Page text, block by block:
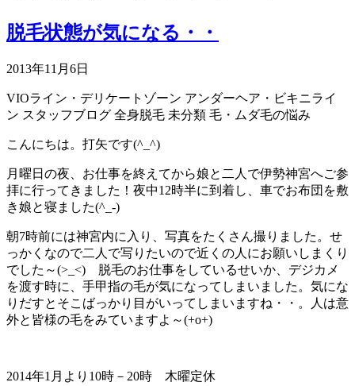
脱毛状態が気になる・・
2013年11月6日
VIOライン・デリケートゾーン アンダーヘア・ビキニライ
ン スタッフブログ 全身脱毛 未分類 毛・ムダ毛の悩み
こんにちは。打矢です(^_^)
月曜日の夜、お仕事を終えてから娘と二人で伊勢神宮へご参
拝に行ってきました！夜中12時半に到着し、車でお布団を敷
き娘と寝ました(^_-)
朝7時前には神宮内に入り、写真をたくさん撮りました。せ
っかくなので二人で写りたいので近くの人にお願いしまくり
でした～(>_<) 脱毛のお仕事をしているせいか、デジカメ
を渡す時に、手甲指の毛が気になってしまいました。気にな
りだすとそこばっかり目がいってしまいますね・・。人は意
外と皆様の毛をみていますよ～(+o+)
2014年1月より10時－20時 木曜定休